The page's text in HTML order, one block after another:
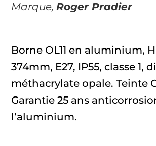
Marque,Roger Pradier
Borne OL11 en aluminium,
374mm, E27, IP55, classe 1,
méthacrylate opale. Teinte
Garantie 25 ans
l’aluminium.